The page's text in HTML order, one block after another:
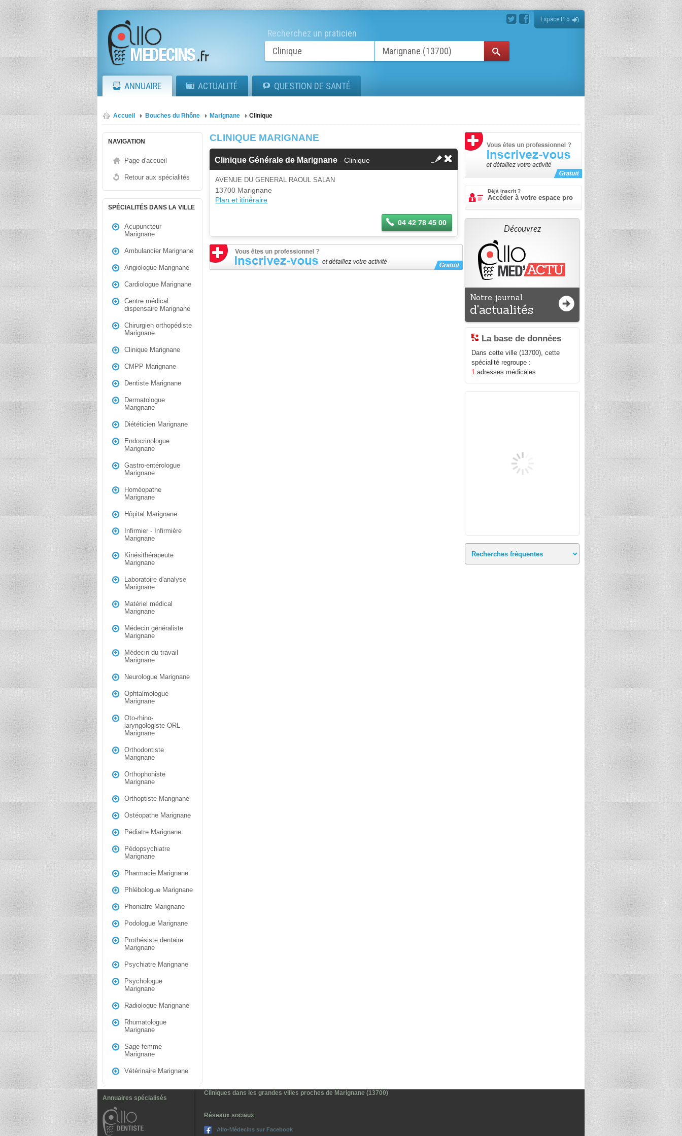
Espace Pro
Recherchez un praticien
ANNUAIRE ACTUALITÉ QUESTION DE SANTÉ
Accueil Bouches du Rhône Marignane Clinique
NAVIGATION
Page d'accueil
Retour aux spécialités
SPÉCIALITÉS DANS LA VILLE
Acupuncteur
Marignane
Ambulancier Marignane
Angiologue Marignane
Cardiologue Marignane
Centre médical
dispensaire Marignane
Chirurgien orthopédiste
Marignane
Clinique Marignane
CMPP Marignane
Dentiste Marignane
Dermatologue
Marignane
Diététicien Marignane
Endocrinologue
Marignane
Gastro-entérologue
Marignane
Homéopathe
Marignane
Hôpital Marignane
Infirmier - Infirmière
Marignane
Kinésithérapeute
Marignane
Laboratoire d'analyse
Marignane
Matériel médical
Marignane
Médecin généraliste
Marignane
Médecin du travail
Marignane
Neurologue Marignane
Ophtalmologue
Marignane
Oto-rhino-
laryngologiste ORL
Marignane
Orthodontiste
Marignane
Orthophoniste
Marignane
Orthoptiste Marignane
Ostéopathe Marignane
Pédiatre Marignane
Pédopsychiatre
Marignane
Pharmacie Marignane
Phlébologue Marignane
Phoniatre Marignane
Podologue Marignane
Prothésiste dentaire
Marignane
Psychiatre Marignane
Psychologue
Marignane
Radiologue Marignane
Rhumatologue
Marignane
Sage-femme
Marignane
Vétérinaire Marignane
CLINIQUE MARIGNANE
Clinique Générale de Marignane - Clinique
AVENUE DU GENERAL RAOUL SALAN
13700 Marignane
Plan et itinéraire
04 42 78 45 00
Déjà inscrit ?
Accéder à votre espace pro
Découvrez
Notre journal
d'actualités
La base de données
Dans cette ville (13700), cette
spécialité regroupe :
1 adresses médicales
Annuaires spécialisés
Cliniques dans les grandes villes proches de Marignane (13700)
Réseaux sociaux
Allo-Médecins sur Facebook